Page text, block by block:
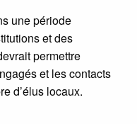
une période
et des
permettre
et les contacts
d’élus locaux.